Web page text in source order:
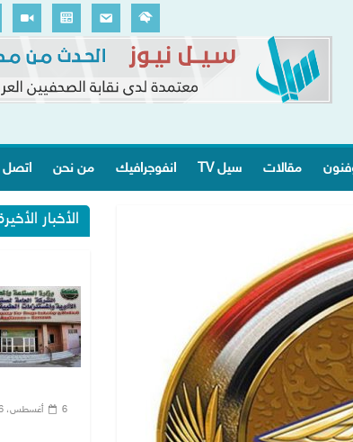
مقالات سيل TV انفوجرافيك من نحن اتصل
الأخبار
6 أغسطس، 2026